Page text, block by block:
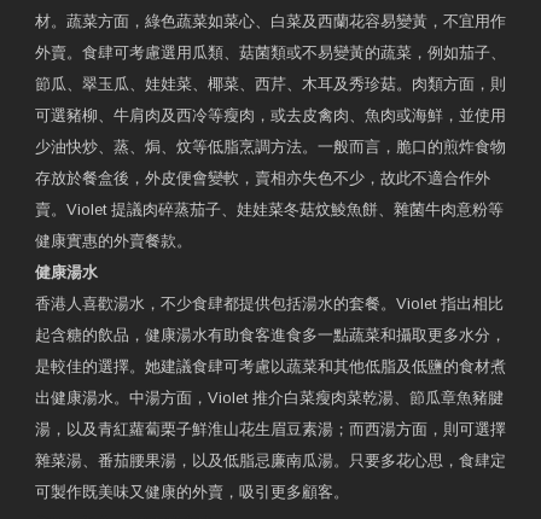
材。蔬菜方面，綠色蔬菜如菜心、白菜及西蘭花容易變黃，不宜用作
外賣。食肆可考慮選用瓜類、菇菌類或不易變黃的蔬菜，例如茄子、
節瓜、翠玉瓜、娃娃菜、椰菜、西芹、木耳及秀珍菇。肉類方面，則
可選豬柳、牛肩肉及西冷等瘦肉，或去皮禽肉、魚肉或海鮮，並使用
少油快炒、蒸、焗、炆等低脂烹調方法。一般而言，脆口的煎炸食物
存放於餐盒後，外皮便會變軟，賣相亦失色不少，故此不適合作外
賣。Violet 提議肉碎蒸茄子、娃娃菜冬菇炆鯪魚餅、雜菌牛肉意粉等
健康實惠的外賣餐款。
健康湯水
香港人喜歡湯水，不少食肆都提供包括湯水的套餐。Violet 指出相比
起含糖的飲品，健康湯水有助食客進食多一點蔬菜和攝取更多水分，
是較佳的選擇。她建議食肆可考慮以蔬菜和其他低脂及低鹽的食材煮
出健康湯水。中湯方面，Violet 推介白菜瘦肉菜乾湯、節瓜章魚豬腱
湯，以及青紅蘿蔔栗子鮮淮山花生眉豆素湯；而西湯方面，則可選擇
雜菜湯、番茄腰果湯，以及低脂忌廉南瓜湯。只要多花心思，食肆定
可製作既美味又健康的外賣，吸引更多顧客。